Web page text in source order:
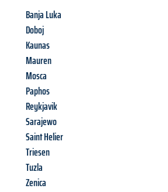
Banja Luka
Doboj
Kaunas
Mauren
Mosca
Paphos
Reykjavik
Sarajewo
Saint Helier
Triesen
Tuzla
Zenica